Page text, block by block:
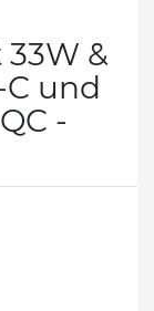
&
und
-